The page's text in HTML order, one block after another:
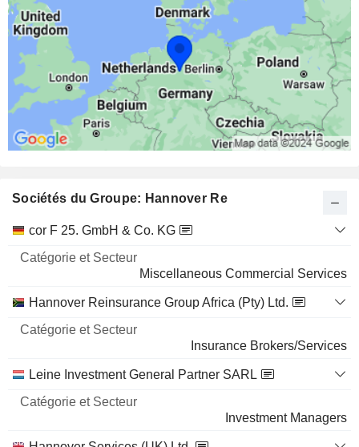
Sociétés du Groupe: Hannover Re
Nom
Catégorie
Secteur
cor F 25. GmbH & Co. KG
Miscellaneous Commercial Services
Hannover Reinsurance Group Africa (Pty) Ltd.
Insurance Brokers/Services
Leine Investment General Partner SARL
Investment Managers